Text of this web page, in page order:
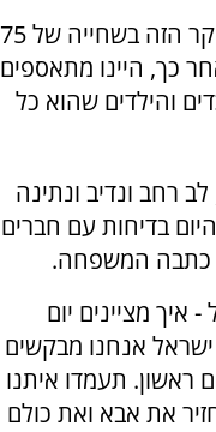
לדבריהם, "אבא היה פותח את הבוקר הזה בשחייה של 75
כך, היינו מתאספים
והילדים שהוא כל
רחב ונדיב ונתינה
בדיחות עם חברים
כתבה המשפחה.
מציינים יום
אנחנו מבקשים
ראשון. תעמדו איתנו
את אבא ואת כולם